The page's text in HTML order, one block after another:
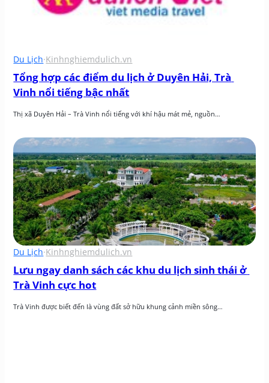
Du Lịch·Kinhnghiemdulich.vn
Tổng hợp các điểm du lịch ở Duyên Hải, Trà
Vinh nổi tiếng bậc nhất
Thị xã Duyên Hải – Trà Vinh nổi tiếng với khí hậu mát mẻ, nguồn…
Du Lịch·Kinhnghiemdulich.vn
Lưu ngay danh sách các khu du lịch sinh thái ở
Trà Vinh cực hot
Trà Vinh được biết đến là vùng đất sở hữu khung cảnh miền sông…